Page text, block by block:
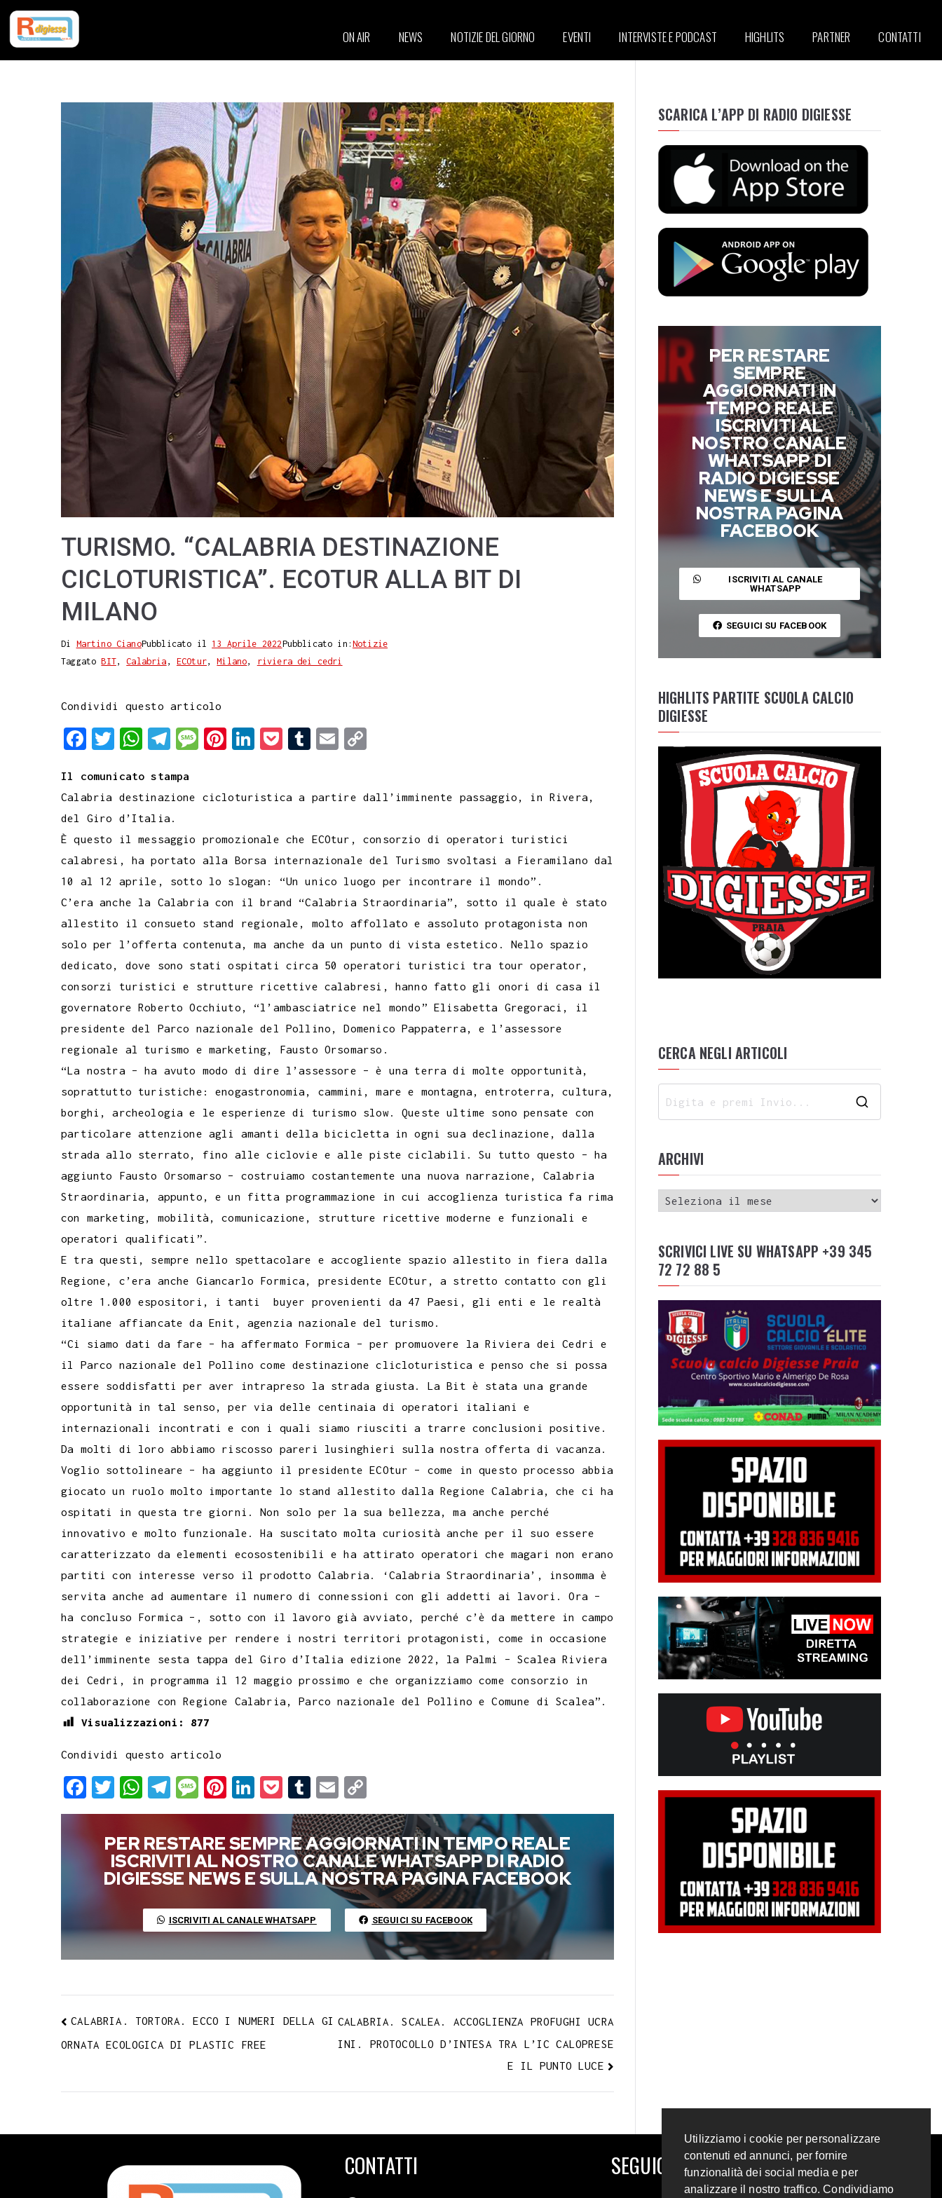
ON AIR NEWS NOTIZIE DEL GIORNO EVENTI INTERVISTE E PODCAST HIGHLITS PARTNER CONTATTI
TURISMO. “CALABRIA DESTINAZIONE
CICLOTURISTICA”. ECOTUR ALLA BIT DI
MILANO
Di Martino CianoPubblicato il 13 Aprile 2022Pubblicato in: Notizie
TaggatoBIT,Calabria , ECOtur,Milano, riviera dei cedri
Condividi questo articolo
F
c
e
b
o
o
k
T
i
t
t
e
r
W
a
t
s
A
p
p
T
l
e
g
r
m
M
s
g
e
P
t
r
e
s
t
L
k
d
n
k
t
T
b
r
E
i
y
i
k
Il comunicato stampa
Calabria destinazione cicloturistica a partire dall’imminente passaggio, in Rivera,
del Giro d’Italia.
È questo il messaggio promozionale che ECOtur, consorzio di operatori turistici
calabresi, ha portato alla Borsa internazionale del Turismo svoltasi a Fieramilano dal
10 al 12 aprile, sotto lo slogan: “Un unico luogo per incontrare il mondo”.
C’era anche la Calabria con il brand “Calabria Straordinaria”, sotto il quale è stato
allestito il consueto stand regionale, molto affollato e assoluto protagonista non
solo per l’offerta contenuta, ma anche da un punto di vista estetico. Nello spazio
dedicato, dove sono stati ospitati circa 50 operatori turistici tra tour operator,
consorzi turistici e strutture ricettive calabresi, hanno fatto gli onori di casa il
governatore Roberto Occhiuto, “l’ambasciatrice nel mondo” Elisabetta Gregoraci, il
presidente del Parco nazionale del Pollino, Domenico Pappaterra, e l’assessore
regionale al turismo e marketing, Fausto Orsomarso.
“La nostra – ha avuto modo di dire l’assessore – è una terra di molte opportunità,
soprattutto turistiche: enogastronomia, cammini, mare e montagna, entroterra, cultura,
borghi, archeologia e le esperienze di turismo slow. Queste ultime sono pensate con
particolare attenzione agli amanti della bicicletta in ogni sua declinazione, dalla
strada allo sterrato, fino alle ciclovie e alle piste ciclabili. Su tutto questo – ha
aggiunto Fausto Orsomarso – costruiamo costantemente una nuova narrazione, Calabria
Straordinaria, appunto, e un fitta programmazione in cui accoglienza turistica fa rima
con marketing, mobilità, comunicazione, strutture ricettive moderne e funzionali e
operatori qualificati”.
E tra questi, sempre nello spettacolare e accogliente spazio allestito in fiera dalla
Regione, c’era anche Giancarlo Formica, presidente ECOtur, a stretto contatto con gli
oltre 1.000 espositori, i tanti buyer provenienti da 47 Paesi, gli enti e le realtà
italiane affiancate da Enit, agenzia nazionale del turismo.
“Ci siamo dati da fare – ha affermato Formica – per promuovere la Riviera dei Cedri e
il Parco nazionale del Pollino come destinazione clicloturistica e penso che si possa
essere soddisfatti per aver intrapreso la strada giusta. La Bit è stata una grande
opportunità in tal senso, per via delle centinaia di operatori italiani e
internazionali incontrati e con i quali siamo riusciti a trarre conclusioni positive.
Da molti di loro abbiamo riscosso pareri lusinghieri sulla nostra offerta di vacanza.
Voglio sottolineare – ha aggiunto il presidente ECOtur – come in questo processo abbia
giocato un ruolo molto importante lo stand allestito dalla Regione Calabria, che ci ha
ospitati in questa tre giorni. Non solo per la sua bellezza, ma anche perché
innovativo e molto funzionale. Ha suscitato molta curiosità anche per il suo essere
caratterizzato da elementi ecosostenibili e ha attirato operatori che magari non erano
partiti con interesse verso il prodotto Calabria. ‘Calabria Straordinaria’, insomma è
servita anche ad aumentare il numero di connessioni con gli addetti ai lavori. Ora –
ha concluso Formica –, sotto con il lavoro già avviato, perché c’è da mettere in campo
strategie e iniziative per rendere i nostri territori protagonisti, come in occasione
dell’imminente sesta tappa del Giro d’Italia edizione 2022, la Palmi – Scalea Riviera
dei Cedri, in programma il 12 maggio prossimo e che organizziamo come consorzio in
collaborazione con Regione Calabria, Parco nazionale del Pollino e Comune di Scalea”.
Visualizzazioni:
877
Condividi questo articolo
F
a
e
b
k
T
w
i
t
t
W
h
a
t
s
p
T
e
l
e
g
a
m
M
e
s
s
a
e
P
i
n
t
e
e
s
t
L
i
n
k
e
I
n
o
c
k
e
T
u
m
b
l
E
m
a
i
l
o
p
y
L
i
n
k
PER RESTARE SEMPRE AGGIORNATI IN TEMPO REALE
ISCRIVITI AL NOSTRO CANALE WHATSAPP DI RADIO
DIGIESSE NEWS E SULLA NOSTRA PAGINA FACEBOOK
ISCRIVITI AL CANALE WHATSAPP SEGUICI SU FACEBOOK
CALABRIA. TORTORA. ECCO I NUMERI DELLA GI
ORNATA ECOLOGICA DI PLASTIC FREE
CALABRIA. SCALEA. ACCOGLIENZA PROFUGHI UCRA
INI. PROTOCOLLO D’INTESA TRA L’IC CALOPRESE
E IL PUNTO LUCE
SCARICA L’APP DI RADIO DIGIESSE
PER RESTARE
SEMPRE
AGGIORNATI IN
TEMPO REALE
ISCRIVITI AL
NOSTRO CANALE
WHATSAPP DI
RADIO DIGIESSE
NEWS E SULLA
NOSTRA PAGINA
FACEBOOK
ISCRIVITI AL CANALE
WHATSAPP
SEGUICI SU FACEBOOK
HIGHLITS PARTITE SCUOLA CALCIO
DIGIESSE
CERCA NEGLI ARTICOLI
ARCHIVI
SCRIVICI LIVE SU WHATSAPP +39 345
72 72 88 5
CONTATTI SEGUICI SUI SOCIAL
Utilizziamo i cookie per personalizzare
contenuti ed annunci, per fornire
funzionalità dei social media e per
analizzare il nostro traffico. Condividiamo